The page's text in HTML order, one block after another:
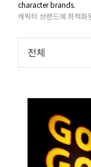
character brands.
캐릭터 브랜드에 최적화
전체